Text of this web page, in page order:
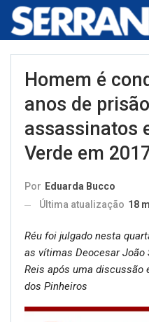
Homem é
anos de
assassinatos
Verde em
Por Eduarda Bucco
Última atualização 18
Réu foi julgado nesta
as vítimas Deocesar João
Reis após uma discussão
dos Pinheiros